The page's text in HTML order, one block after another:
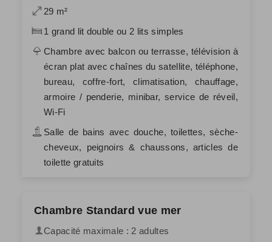
29 m²
1 grand lit double ou 2 lits simples
Chambre avec balcon ou terrasse, télévision à
écran plat avec chaînes du satellite, téléphone,
bureau, coffre-fort, climatisation, chauffage,
armoire / penderie, minibar, service de réveil,
Wi-Fi
Salle de bains avec douche, toilettes, sèche-
cheveux, peignoirs & chaussons, articles de
toilette gratuits
Chambre Standard vue mer
Capacité maximale : 2 adultes